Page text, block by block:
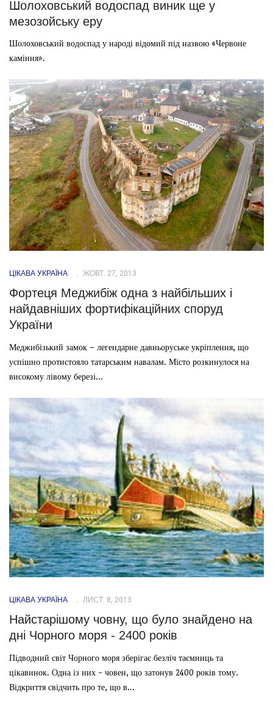
Шолоховський водоспад виник ще у
мезозойську еру
Шолоховський водоспад у народі відомий під назвою «Червоне
каміння».
ЦІКАВА УКРАЇНА ЖОВТ. 27, 2013
Фортеця Меджибіж одна з найбільших і
найдавніших фортифікаційних споруд
України
Меджибізький замок – легендарне давньоруське укріплення, що
успішно протистояло татарським навалам. Місто розкинулося на
високому лівому березі...
ЦІКАВА УКРАЇНА ЛИСТ. 8, 2013
Найстарішому човну, що було знайдено на
дні Чорного моря - 2400 років
Підводний світ Чорного моря зберігає безліч таємниць та
цікавинок. Одна із них - човен, що затонув 2400 років тому.
Відкриття свідчить про те, що в...